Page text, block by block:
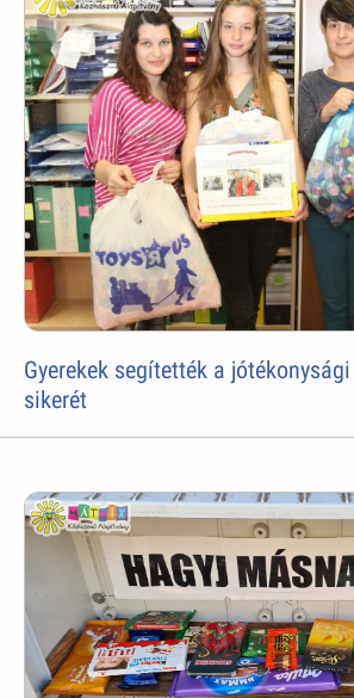
Gyerekek segítették a
sikerét